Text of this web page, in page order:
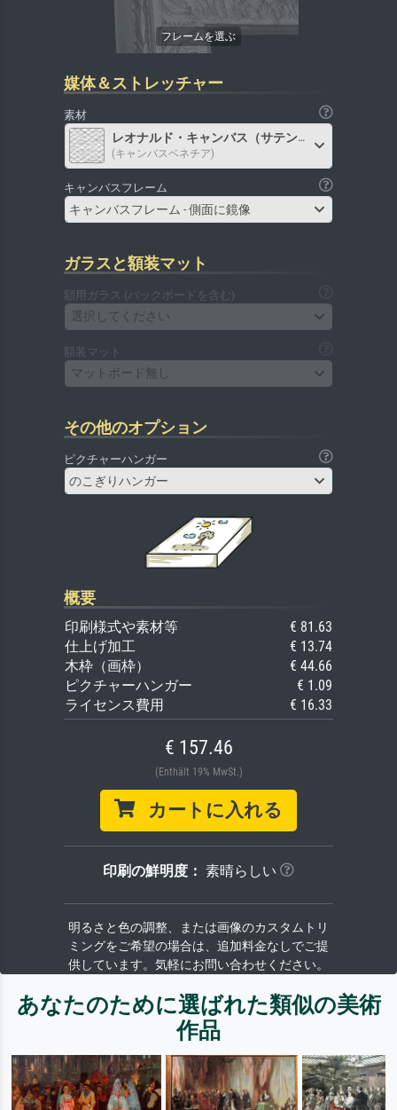
媒体＆ストレッチャー
素材
レオナルド・キャンバス（サテン）
(キャンバスベネチア)
キャンバスフレーム
キャンバスフレーム - 側面に鏡像
ガラスと額装マット
額用ガラス (バックボードを含む)
選択してください
額装マット
マットボード無し
その他のオプション
ピクチャーハンガー
のこぎりハンガー
概要
印刷様式や素材等
€ 81.63
仕上げ加工
€ 13.74
木枠（画枠）
€ 44.66
ピクチャーハンガー
€ 1.09
ライセンス費用
€ 16.33
€ 157.46
(Enthält 19% MwSt.)
カートに入れる
印刷の鮮明度： 素晴らしい
明るさと色の調整、または画像のカスタムトリ
ミングをご希望の場合は、追加料金なしでご提
供しています。気軽にお問い合わせください。
あなたのために選ばれた類似の美術
作品